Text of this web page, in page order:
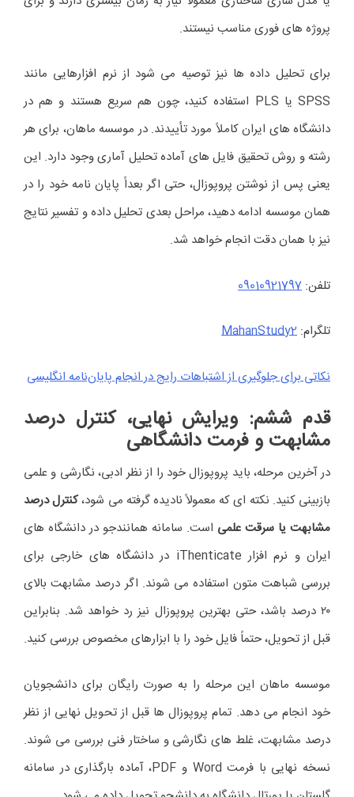
پروژه های فوری مناسب نیستند.
برای تحلیل داده ها نیز توصیه می شود از نرم افزارهایی مانند
SPSS یا PLS استفاده کنید، چون هم سریع هستند و هم در
دانشگاه های ایران کاملاً مورد تأییدند. در موسسه ماهان، برای هر
رشته و روش تحقیق فایل های آماده تحلیل آماری وجود دارد. این
یعنی پس از نوشتن پروپوزال، حتی اگر بعداً پایان نامه خود را در
همان موسسه ادامه دهید، مراحل بعدی تحلیل داده و تفسیر نتایج
نیز با همان دقت انجام خواهد شد.
تلفن: 09010921797
تلگرام: MahanStudy2
نکاتی برای جلوگیری از اشتباهات رایج در انجام پایان‌نامه‌ انگلیسی
قدم ششم: ویرایش نهایی، کنترل درصد
مشابهت و فرمت دانشگاهی
در آخرین مرحله، باید پروپوزال خود را از نظر ادبی، نگارشی و علمی
بازبینی کنید. نکته ای که معمولاً نادیده گرفته می شود،کنترل درصد
مشابهت یا سرقت علمی است. سامانه همانندجو در دانشگاه های
ایران و نرم افزار iThenticate در دانشگاه های خارجی برای
بررسی شباهت متون استفاده می شوند. اگر درصد مشابهت بالای
۲۰ درصد باشد، حتی بهترین پروپوزال نیز رد خواهد شد. بنابراین
قبل از تحویل، حتماً فایل خود را با ابزارهای مخصوص بررسی کنید.
موسسه ماهان این مرحله را به صورت رایگان برای دانشجویان
خود انجام می دهد. تمام پروپوزال ها قبل از تحویل نهایی از نظر
درصد مشابهت، غلط های نگارشی و ساختار فنی بررسی می شوند.
نسخه نهایی با فرمت Word و PDF، آماده بارگذاری در سامانه